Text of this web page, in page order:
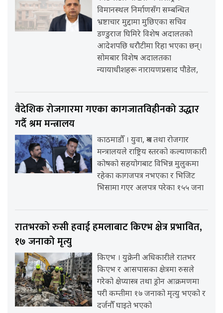
विमानस्थल निर्माणसँग सम्बन्धित
भ्रष्टाचार मुद्दामा मुछिएका सचिव
डण्डुराज घिमिरे विशेष अदालतको
आदेशपछि धरौटीमा रिहा भएका छन्।
सोमबार विशेष अदालतका
न्यायाधीशहरू नारायणप्रसाद पौडेल,
वैदेशिक रोजगारमा गएका कागजातविहीनको उद्धार
गर्दै श्रम मन्त्रालय
काठमाडौँ । युवा, श्रम तथा रोजगार
मन्त्रालयले राष्ट्रिय स्तरको कल्याणकारी
कोषको सहयोगबाट विभिन्न मुलुकमा
रहेका कागजपत्र नभएका र भिजिट
भिसामा गएर अलपत्र परेका १५५ जना
रातभरको रुसी हवाई हमलाबाट किएभ क्षेत्र प्रभावित,
१७ जनाको मृत्यु
किएभ । युक्रेनी अधिकारीले रातभर
किएभ र आसपासका क्षेत्रमा रुसले
गरेको क्षेप्यास्त्र तथा ड्रोन आक्रमणमा
परी कम्तीमा १७ जनाको मृत्यु भएको र
दर्जनौँ घाइते भएको